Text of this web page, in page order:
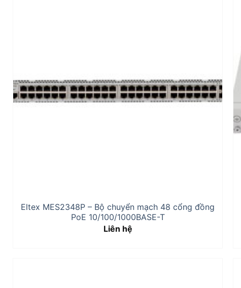
Eltex MES2348P – Bộ chuyển mạch 48 cổng đồng
PoE 10/100/1000BASE-T
Liên hệ